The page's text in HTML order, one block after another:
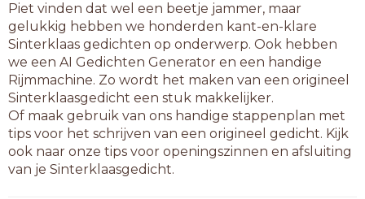
9-letterwoorden
alarmpeil
bouwstijl
brandbijl
dansstijl
deurstijl
enterbijl
filmstijl
grondzeil
grootzeil
Piet vinden dat wel een beetje jammer, maar
gelukkig hebben we honderden kant-en-klare
Sinterklaas gedichten op onderwerp. Ook hebben
we een AI Gedichten Generator en een handige
Rijmmachine. Zo wordt het maken van een origineel
Sinterklaasgedicht een stuk makkelijker.
Of maak gebruik van ons handige stappenplan met
tips voor het schrijven van een origineel gedicht. Kijk
ook naar onze tips voor openingszinnen en afsluiting
van je Sinterklaasgedicht.